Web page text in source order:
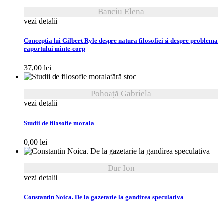
Banciu Elena
vezi detalii
Conceptia lui Gilbert Ryle despre natura filosofiei si despre problema
raportului minte-corp
37,00 lei
fără stoc
Pohoață Gabriela
vezi detalii
Studii de filosofie morala
0,00 lei
Dur Ion
vezi detalii
Constantin Noica. De la gazetarie la gandirea speculativa